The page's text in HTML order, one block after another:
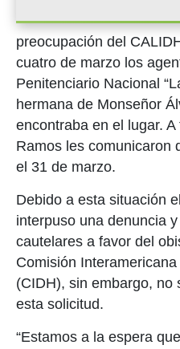
preocupación del
cuatro de marzo los
Penitenciario Nacional
hermana de Monseñor
encontraba en el lugar.
Ramos les comunicaron
el 31 de marzo.
Debido a esta situación
interpuso una denuncia
cautelares a favor del
Comisión
(CIDH), sin embargo, no
esta solicitud.
“Estamos a la espera